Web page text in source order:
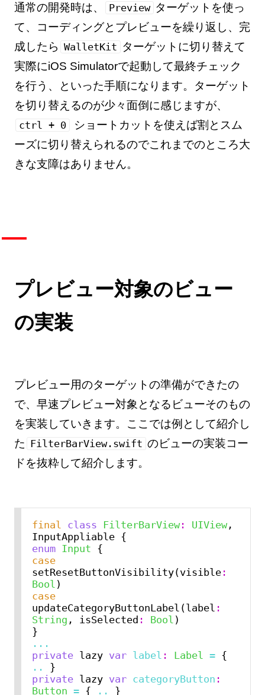
通常の開発時は、 Preview ターゲットを使っ
て、コーディングとプレビューを繰り返し、完
成したら WalletKit ターゲットに切り替えて
実際にiOS Simulatorで起動して最終チェック
を行う、といった手順になります。ターゲット
を切り替えるのが少々面倒に感じますが、
ctrl + 0
ショートカットを使えば割とスム
ーズに切り替えられるのでこれまでのところ大
きな支障はありません。
プレビュー対象のビュー
の実装
プレビュー用のターゲットの準備ができたの
で、早速プレビュー対象となるビューそのもの
を実装していきます。ここでは例として紹介し
た FilterBarView.swift のビューの実装コー
ドを抜粋して紹介します。
final class FilterBarView: UIView,
enum Input
case
setResetButtonVisibility(visible:
Bool
case
updateCategoryButtonLabel(label :
String , isSelected : Bool )
...
private lazy var label : Label =
..
private lazy var categoryButton :
Button = { ..